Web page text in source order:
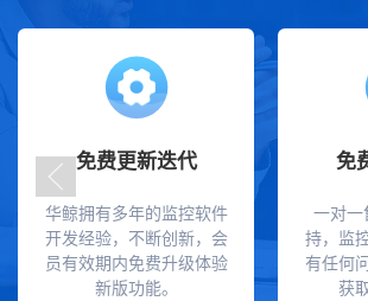
免费更新迭代
华鲸拥有多年的监控软件
开发经验，不断创新，会
员有效期内免费升级体验
新版功能。
免
一对一
持，监
有任何
获